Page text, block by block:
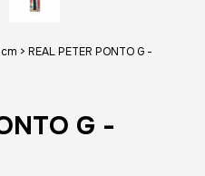
> REAL PETER PONTO G -
G -